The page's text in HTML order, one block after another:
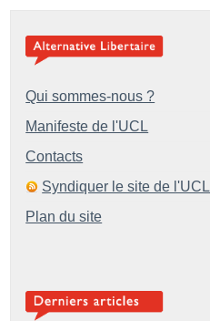
Qui sommes-nous ?
Manifeste de l'UCL
Contacts
Syndiquer le site de l'UCL
Plan du site